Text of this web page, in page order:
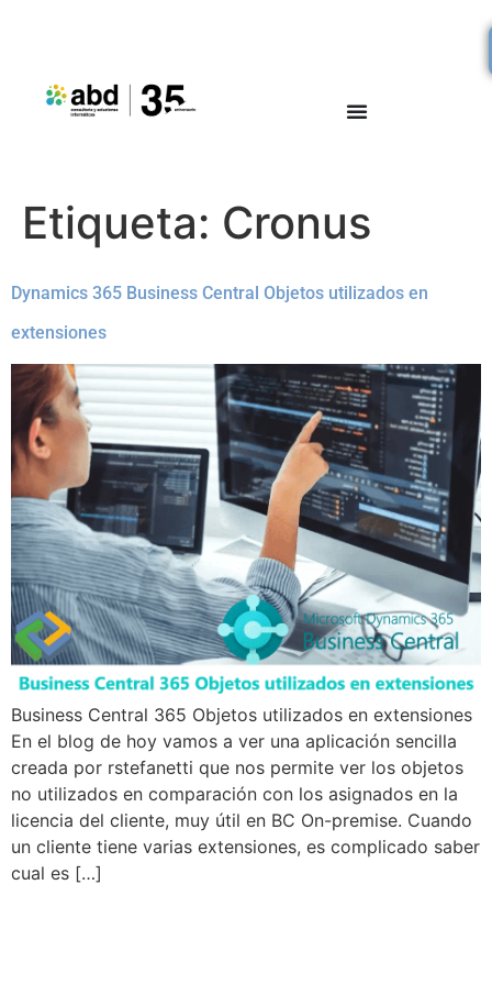
Etiqueta: Cronus
Dynamics 365 Business Central Objetos utilizados en
extensiones
Business Central 365 Objetos utilizados en extensiones
En el blog de hoy vamos a ver una aplicación sencilla
creada por rstefanetti que nos permite ver los objetos
no utilizados en comparación con los asignados en la
licencia del cliente, muy útil en BC On-premise. Cuando
un cliente tiene varias extensiones, es complicado saber
cual es […]